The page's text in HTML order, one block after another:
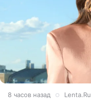
8 часов назад Lenta.Ru